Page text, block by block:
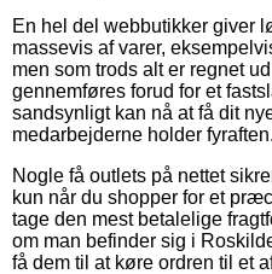
En hel del webbutikker giver
massevis af varer,
men som trods alt er regnet
gennemføres forud for et
sandsynligt kan nå at få dit
medarbejderne holder fyraften.
Nogle få outlets på nettet
kun når du shopper for et
tage den mest betalelige
om man befinder sig i
få dem til at køre ordren til et